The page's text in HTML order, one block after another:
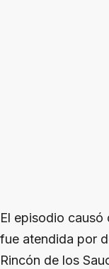
El episodio causó
fue atendida por
Rincón de los